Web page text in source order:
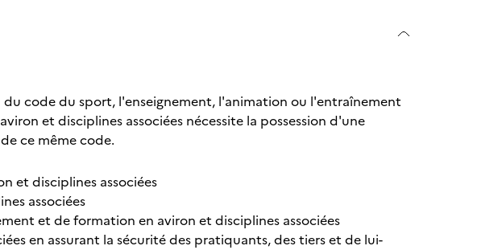
code du sport, l'enseignement, l'animation ou l'entraînement
et disciplines associées nécessite la possession d'une
ce même code.
et disciplines associées
associées
et de formation en aviron et disciplines associées
en assurant la sécurité des pratiquants, des tiers et de lui-